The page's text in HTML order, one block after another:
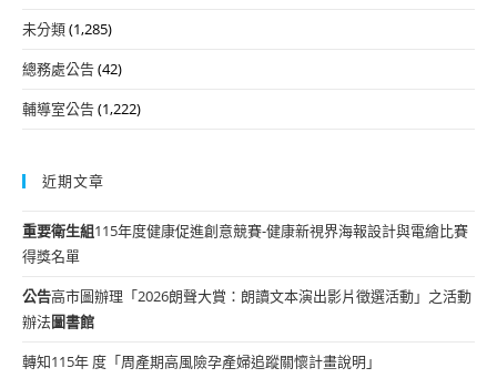
未分類(1,285)
總務處公告(42)
輔導室公告(1,222)
近期文章
重要衛生組115年度健康促進創意競賽-健康新視界海報設計與電繪比賽
得獎名單
公告高市圖辦理「2026朗聲大賞：朗讀文本演出影片徵選活動」之活動
辦法圖書館
轉知115年 度「周產期高風險孕產婦追蹤關懷計畫說明」